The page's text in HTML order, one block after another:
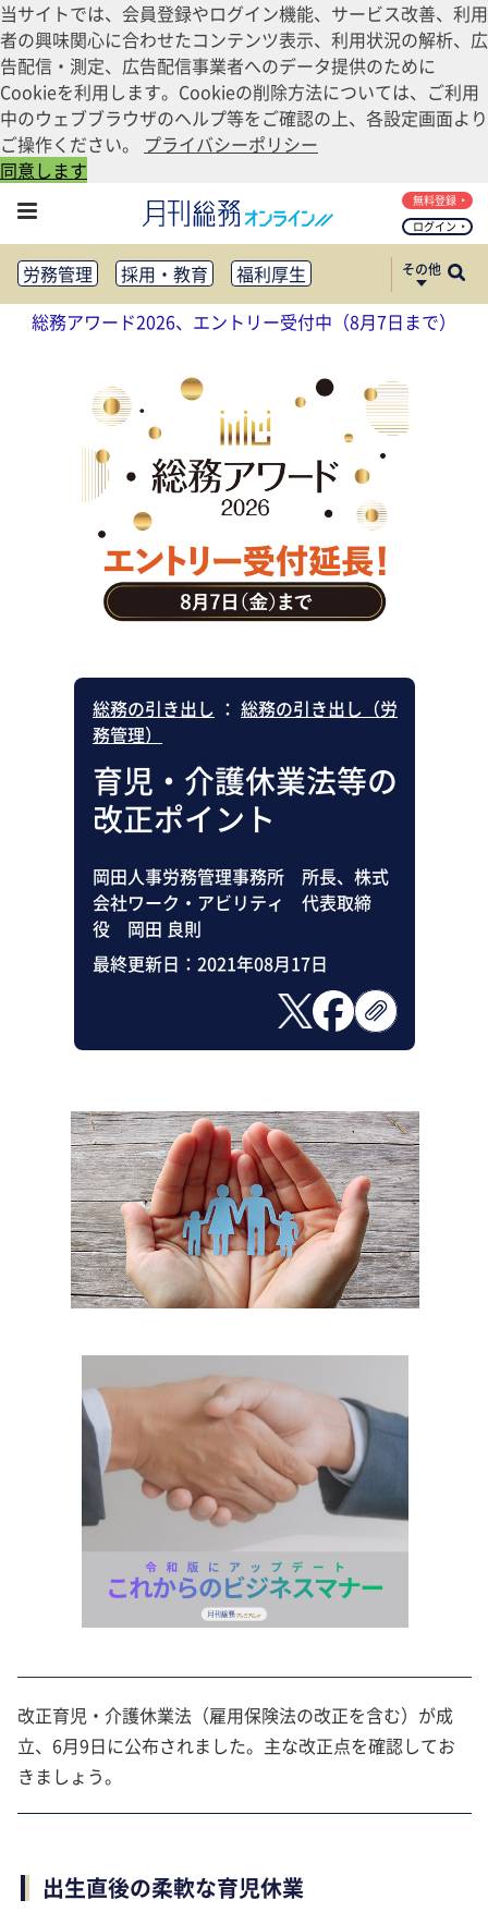
当サイトでは、会員登録やログイン機能、サービス改善、利用
者の興味関心に合わせたコンテンツ表示、利用状況の解析、広
告配信・測定、広告配信事業者へのデータ提供のために
Cookieを利用します。Cookieの削除方法については、ご利用
中のウェブブラウザのヘルプ等をご確認の上、各設定画面より
ご操作ください。 プライバシーポリシー
同意します
ログイン
無料登録
労務管理 採用・教育
福利厚生
健康経営
働き方改革
法務・コンプライアンス
リスクマネジメント・BCP
社外・社内広報
社外・社内コミュニケーション活性化
FM・オフィス移転
CSR・SDGs
テクノロジー活用・DX
助成金・補助金・コスト削減
アウトソーシング・BPO
調査・レポート
その他
総務アワード2026、エントリー受付中（8月7日まで）
総務の引き出し ： 総務の引き出し（労
務管理）
育児・介護休業法等の
改正ポイント
岡田人事労務管理事務所 所長、株式
会社ワーク・アビリティ 代表取締
役 岡田 良則
最終更新日： 2021年08月17日
改正育児・介護休業法（雇用保険法の改正を含む）が成
立、6月9日に公布されました。主な改正点を確認してお
きましょう。
出生直後の柔軟な育児休業